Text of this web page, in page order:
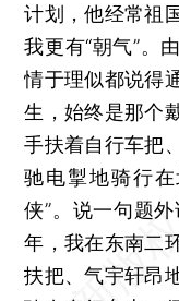
计划，他经常祖
我更有“朝气”。
情于理似都说得
生，始终是那个
手扶着自行车把
驰电掣地骑行
侠”。说一句题
年，我在东南二
扶把、气宇轩昂